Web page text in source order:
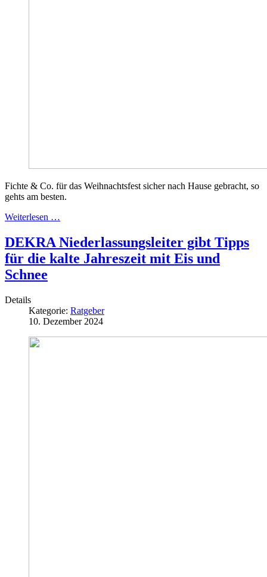
Fichte & Co. für das Weihnachtsfest sicher nach Hause gebracht, so
gehts am besten.
Weiterlesen …
DEKRA Niederlassungsleiter gibt Tipps
für die kalte Jahreszeit mit Eis und
Schnee
Details
Kategorie: Ratgeber
10. Dezember 2024